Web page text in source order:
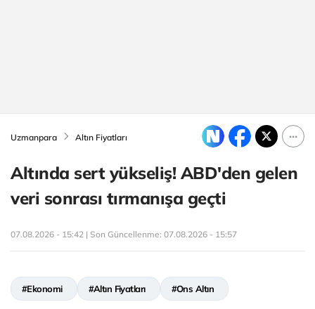
Uzmanpara Altın Fiyatları
Altında sert yükseliş! ABD'den gelen
veri sonrası tırmanışa geçti
07.08.2026 - 15:42 | Son Güncellenme: 07.08.2026 - 15:57
#Ekonomi #Altın Fiyatları #Ons Altın